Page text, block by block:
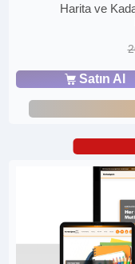
Harita ve
Satın Al